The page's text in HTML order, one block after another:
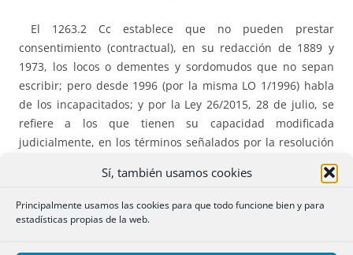
Sí, también usamos cookies
Principalmente usamos las cookies para que todo funcione bien y para
estadísticas propias de la web.
El 1263.2 Cc establece que no pueden prestar
consentimiento (contractual), en su redacción de 1889 y
1973, los locos o dementes y sordomudos que no sepan
escribir; pero desde 1996 (por la misma LO 1/1996) habla
de los incapacitados; y por la Ley 26/2015, 28 de julio, se
refiere a los que tienen su capacidad modificada
judicialmente, en los términos señalados por la resolución
judicial. En el proyecto de ley que desembocó en la Ley
8/2021 dicho 1263.2 Cc establecíalege ferenda
que las
personas con discapacidad que cuenten con medidas de
apoyo podrán contratar sin más limitaciones que las